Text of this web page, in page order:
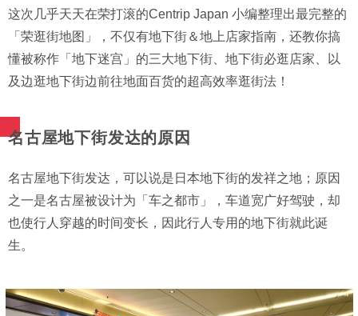
这次几乎天天在荣打滚的Centrip Japan 小编整理出最完整的
「荣逛街地图」，不仅有地下街＆地上店家指南，还教你搞
懂被称作「地下迷宫」的三大地下街、地下街必逛店家、以
及边逛地下街边前往地面百货的超高效率逛街法！
名古屋地下街发达的原因
名古屋地下街发达，可以说是日本地下街的发祥之地；原因
之一是名古屋被设计为「车之都市」，车道宽广好驾驶，却
也使行人穿越的时间变长，因此行人专用的地下街就此诞
生。